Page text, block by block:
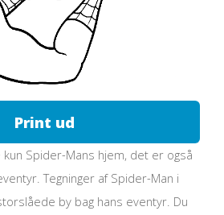
Print ud
kun Spider-Mans hjem, det er også
Tegninger af Spider-Man i
by bag hans eventyr. Du